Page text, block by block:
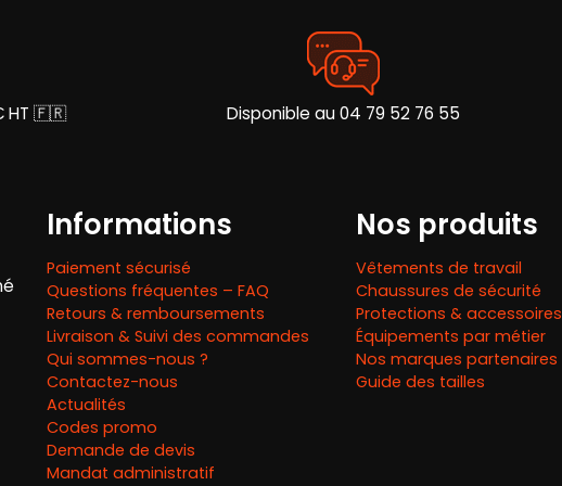
page
HT 🇫🇷 Disponible au 04 79 52 76 55
Informations
Paiement sécurisé
Questions fréquentes – FAQ
Retours & remboursements
Livraison & Suivi des commandes
Qui sommes-nous ?
Contactez-nous
Actualités
Codes promo
Demande de devis
Mandat administratif
Nos produits
Vêtements de travail
Chaussures de sécurité
Protections & accessoires
Équipements par métier
Nos marques partenaires
Guide des tailles